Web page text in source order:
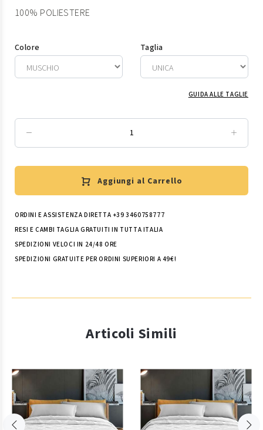
100% POLIESTERE
Colore Taglia
GUIDA ALLE TAGLIE
Aggiungi al Carrello
ORDINI E ASSISTENZA DIRETTA +39 3460758777
RESI E CAMBI TAGLIA GRATUITI IN TUTTA ITALIA
SPEDIZIONI VELOCI IN 24/48 ORE
SPEDIZIONI GRATUITE PER ORDINI SUPERIORI A 49€!
Articoli Simili